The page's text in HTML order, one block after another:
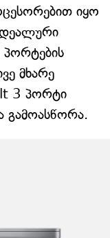
იყო
მხარე
3 პორტი
გამოასწორა.